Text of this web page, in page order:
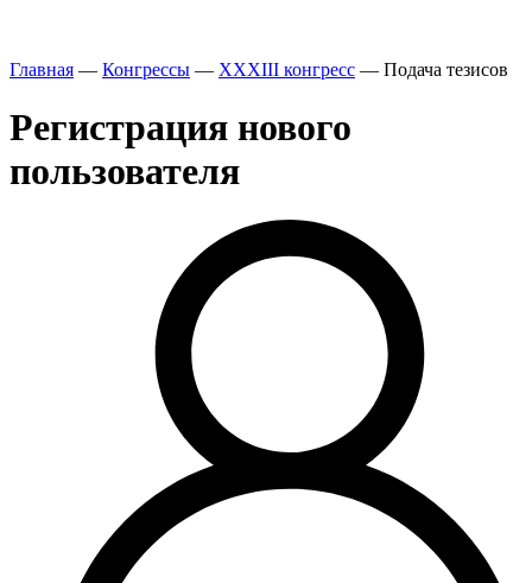
Главная — Конгрессы — XXXIII конгресс — Подача тезисов
Регистрация нового
пользователя